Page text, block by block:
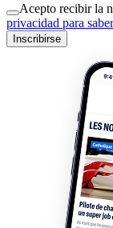
Acepto recibir la
privacidad para
Inscribirse